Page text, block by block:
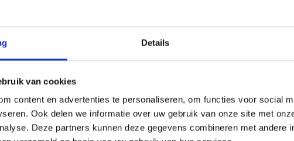
Details
van cookies
content en advertenties te personaliseren, om functies voor social
Ook delen we informatie over uw gebruik van onze site met
Deze partners kunnen deze gegevens combineren met andere
Labelen